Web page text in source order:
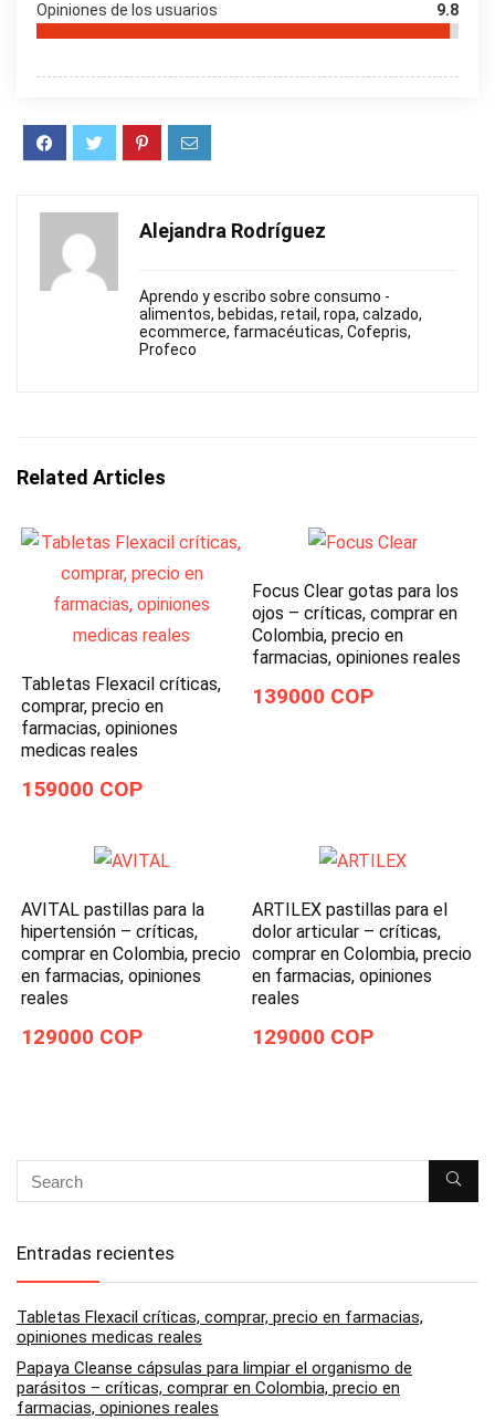
Opiniones de los usuarios 9.8
Alejandra Rodríguez
Aprendo y escribo sobre consumo -
alimentos, bebidas, retail, ropa, calzado,
ecommerce, farmacéuticas, Cofepris,
Profeco
Related Articles
Tabletas Flexacil críticas,
comprar, precio en
farmacias, opiniones
medicas reales
159000 COP
Focus Clear gotas para los
ojos – críticas, comprar en
Colombia, precio en
farmacias, opiniones reales
139000 COP
AVITAL pastillas para la
hipertensión – críticas,
comprar en Colombia, precio
en farmacias, opiniones
reales
129000 COP
ARTILEX pastillas para el
dolor articular – críticas,
comprar en Colombia, precio
en farmacias, opiniones
reales
129000 COP
Entradas recientes
Tabletas Flexacil críticas, comprar, precio en farmacias,
opiniones medicas reales
Papaya Cleanse cápsulas para limpiar el organismo de
parásitos – críticas, comprar en Colombia, precio en
farmacias, opiniones reales